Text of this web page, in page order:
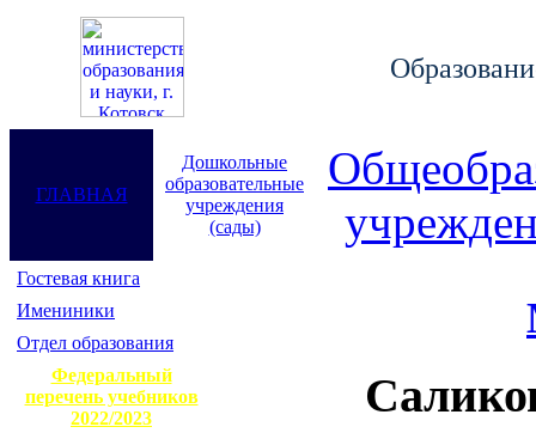
ГЛАВНАЯ
Дошкольные
образовательные
учреждения
(сады)
Гостевая книга
Имениники
Отдел образования
Федеральный
перечень учебников
2022/2023